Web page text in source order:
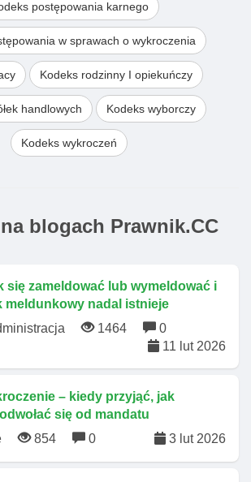
postępowania karnego
w sprawach o wykroczenia
Kodeks rodzinny I opiekuńczy
handlowych Kodeks wyborczy
Kodeks wykroczeń
blogach Prawnik.CC
się zameldować lub wymeldować i
meldunkowy nadal istnieje
1464
0
11 lut 2026
– kiedy przyjąć, jak
się od mandatu
854 0 3 lut 2026